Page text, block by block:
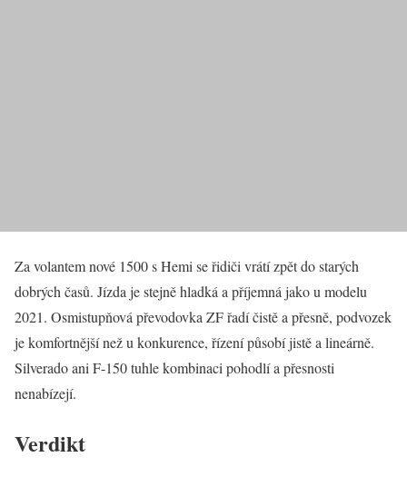
Za volantem nové 1500 s Hemi se řidiči vrátí zpět do starých
dobrých časů. Jízda je stejně hladká a příjemná jako u modelu
2021. Osmistupňová převodovka ZF řadí čistě a přesně, podvozek
je komfortnější než u konkurence, řízení působí jistě a lineárně.
Silverado ani F-150 tuhle kombinaci pohodlí a přesnosti
nenabízejí.
Verdikt